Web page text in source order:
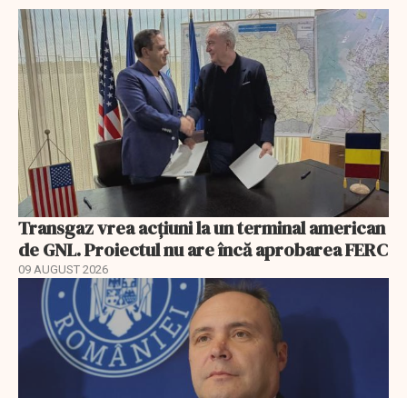
Transgaz vrea acțiuni la un terminal american
de GNL. Proiectul nu are încă aprobarea FERC
09 AUGUST 2026